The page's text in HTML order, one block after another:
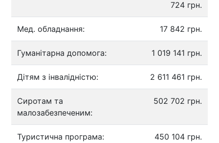
724 грн.
Мед. обладнання: 17 842 грн.
Гуманітарна допомога: 1 019 141 грн.
Дітям з інвалідністю: 2 611 461 грн.
Сиротам та
малозабезпеченим:
502 702 грн.
Туристична програма: 450 104 грн.